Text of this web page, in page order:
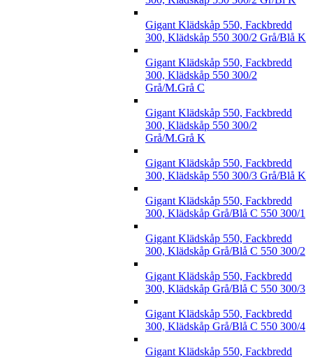
Gigant Klädskåp 550, Fackbredd
300, Klädskåp 550 300/2 Grå/Blå K
Gigant Klädskåp 550, Fackbredd
300, Klädskåp 550 300/2
Grå/M.Grå C
Gigant Klädskåp 550, Fackbredd
300, Klädskåp 550 300/2
Grå/M.Grå K
Gigant Klädskåp 550, Fackbredd
300, Klädskåp 550 300/3 Grå/Blå K
Gigant Klädskåp 550, Fackbredd
300, Klädskåp Grå/Blå C 550 300/1
Gigant Klädskåp 550, Fackbredd
300, Klädskåp Grå/Blå C 550 300/2
Gigant Klädskåp 550, Fackbredd
300, Klädskåp Grå/Blå C 550 300/3
Gigant Klädskåp 550, Fackbredd
300, Klädskåp Grå/Blå C 550 300/4
Gigant Klädskåp 550, Fackbredd